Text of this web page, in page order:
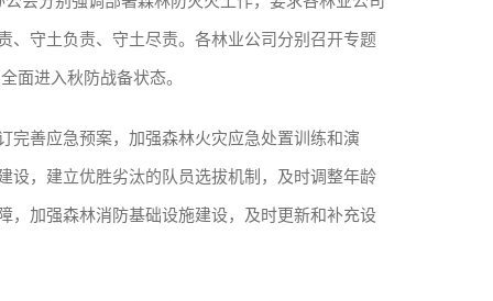
、守土负责、守土尽责。各林业公司分别召开专题
面进入秋防战备状态。
善应急预案，加强森林火灾应急处置训练和演
设，建立优胜劣汰的队员选拔机制，及时调整年龄
，加强森林消防基础设施建设，及时更新和补充设